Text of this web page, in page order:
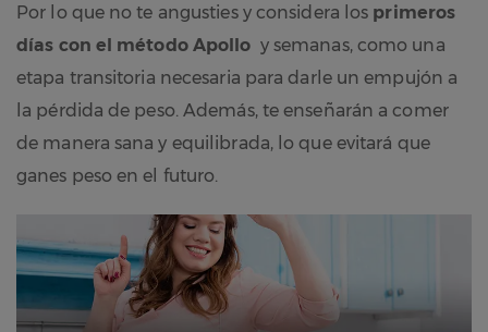
Por lo que no te angusties y considera los primeros
días con el método Apollo y semanas, como una
etapa transitoria necesaria para darle un empujón a
la pérdida de peso. Además, te enseñarán a comer
de manera sana y equilibrada, lo que evitará que
ganes peso en el futuro.